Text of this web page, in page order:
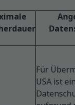
Für
USA ist